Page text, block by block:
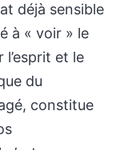
déjà sensible
à « voir » le
et le
du
constitue